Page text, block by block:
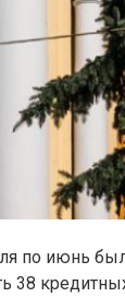
по июнь
38